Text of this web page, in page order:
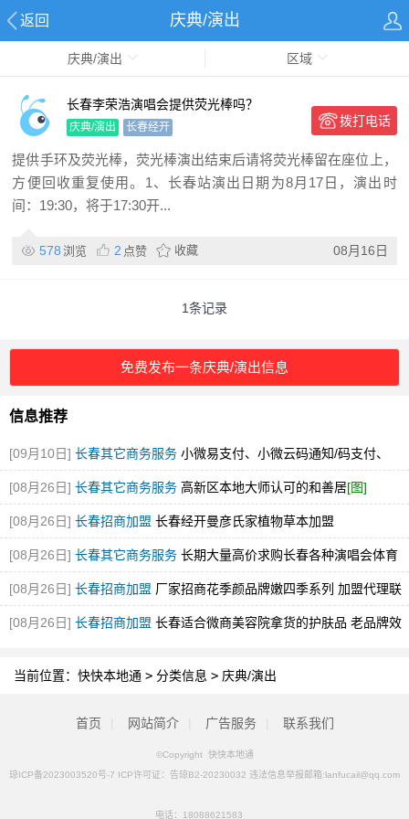
返回 庆典/演出
庆典/演出 区域
长春李荣浩演唱会提供荧光棒吗？
庆典/演出 长春经开 拨打电话
提供手环及荧光棒，荧光棒演出结束后请将荧光棒留在座位上，
方便回收重复使用。1、长春站演出日期为8月17日，演出时
间：19:30，将于17:30开...
578 浏览 2 点赞 收藏 08月16日
1条记录
免费发布一条庆典/演出信息
信息推荐
[09月10日] 长春其它商务服务 小微易支付、小微云码通知/码支付、
MYM码通知/码支付的区别
[08月26日] 长春其它商务服务 高新区本地大师认可的和善居[图]
[08月26日] 长春招商加盟 长春经开曼彦氏家植物草本加盟
[08月26日] 长春其它商务服务 长期大量高价求购长春各种演唱会体育
赛事展会门票
[08月26日] 长春招商加盟 厂家招商花季颜品牌嫩四季系列 加盟代理联
系咨询电话
[08月26日] 长春招商加盟 长春适合微商美容院拿货的护肤品 老品牌效
当前位置： 快快本地通 > 分类信息 > 庆典/演出
首页 网站简介 广告服务 联系我们
©Copyright 快快本地通
琼ICP备2023003520号-7 ICP许可证：告琼B2-20230032 违法信息举报邮箱:lanfucail@qq.com
电话： 18088621583